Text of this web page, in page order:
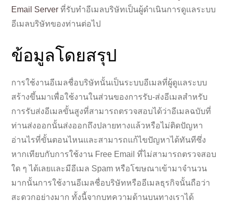
Email Server ที่รับทำอีเมลบริษัทเป็นผู้ดำเนินการดูแลระบบ
อีเมลบริษัทของท่านต่อไป
ข้อมูลโดยสรุป
การใช้งานอีเมลชื่อบริษัทนั้นเป็นระบบอีเมลที่ผู้ดูแลระบบ
สร้างขึ้นมาเพื่อใช้งานในส่วนของการรับ-ส่งอีเมลสำหรับ
การรับส่งอีเมลขั้นสูงที่สามารถตรวจสอบได้ว่าอีเมลฉบับที่
ท่านส่งออกนั้นส่งออกถึงปลายทางแล้วหรือไม่ติดปัญหา
อ่านไรที่ขั้นตอนไหนและสามารถแก้ไขปัญหาได้ทันทีซึ่ง
หากเทียบกับการใช้งาน Free Email ที่ไม่สามารถตรวจสอบ
ใด ๆ ได้เลยและมีอีเมล Spam หรือโฆษณาเข้ามาจำนวน
มากนั้นการใช้งานอีเมลชื่อบริษัทหรืออีเมลธุรกิจนั้นถือว่า
สะดวกอย่างมาก ทั้งนี้จากบทความด้านบนทางเราได้